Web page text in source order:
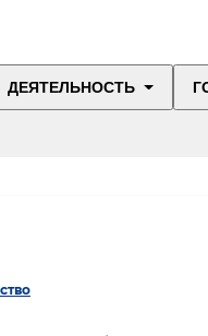
ДЕЯТЕЛЬНОСТЬ